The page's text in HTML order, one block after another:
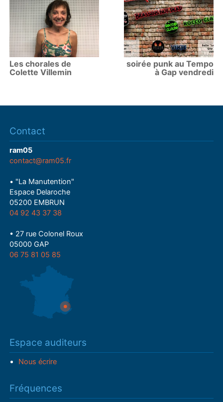
Les chorales de
Colette Villemin
soirée punk au Tempo
à Gap vendredi
Contact
ram05
contact@ram05.fr
• "La Manutention"
Espace Delaroche
05200 EMBRUN
04 92 43 37 38
• 27 rue Colonel Roux
05000 GAP
06 75 81 05 85
Espace auditeurs
Nous écrire
Fréquences